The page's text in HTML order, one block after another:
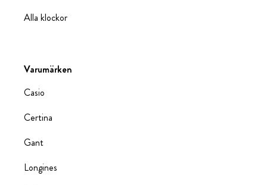
Alla klockor
Varumärken
Casio
Certina
Gant
Longines